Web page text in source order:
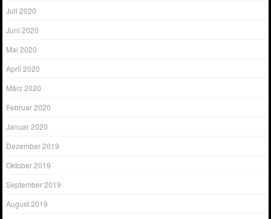
Juli 2020
Juni 2020
Mai 2020
April 2020
März 2020
Februar 2020
Januar 2020
Dezember 2019
Oktober 2019
September 2019
August 2019